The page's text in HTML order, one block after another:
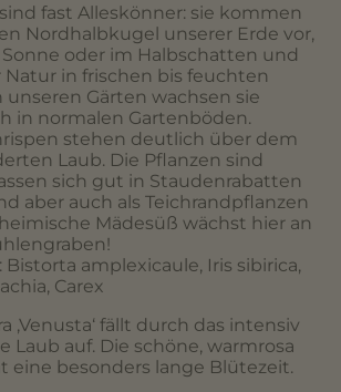
fast Alleskönner: sie kommen
Nordhalbkugel unserer Erde vor,
oder im Halbschatten und
in frischen bis feuchten
unseren Gärten wachsen sie
in normalen Gartenböden.
stehen deutlich über dem
Laub. Die Pflanzen sind
sich gut in Staudenrabatten
aber auch als Teichrandpflanzen
Mädesüß wächst hier an
Bistorta amplexicaule, Iris sibirica,
Carex
‚Venusta‘ fällt durch das intensiv
Laub auf. Die schöne, warmrosa
eine besonders lange Blütezeit.